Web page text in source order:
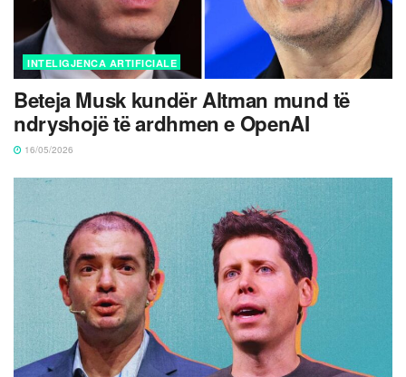
INTELIGJENCA ARTIFICIALE
Beteja Musk kundër Altman mund të
ndryshojë të ardhmen e OpenAI
16/05/2026